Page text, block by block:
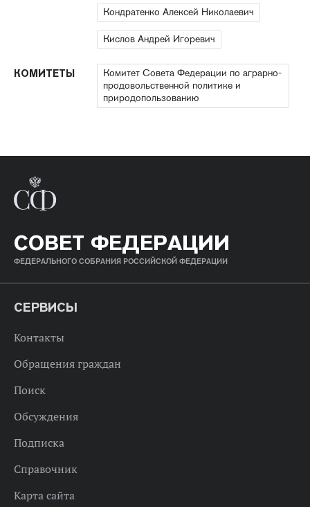
Кондратенко Алексей Николаевич
Кислов Андрей Игоревич
КОМИТЕТЫ
Комитет Совета Федерации по аграрно-
продовольственной политике и
природопользованию
СОВЕТ ФЕДЕРАЦИИ
ФЕДЕРАЛЬНОГО СОБРАНИЯ РОССИЙСКОЙ ФЕДЕРАЦИИ
СЕРВИСЫ
Контакты
Обращения граждан
Поиск
Обсуждения
Подписка
Справочник
Карта сайта